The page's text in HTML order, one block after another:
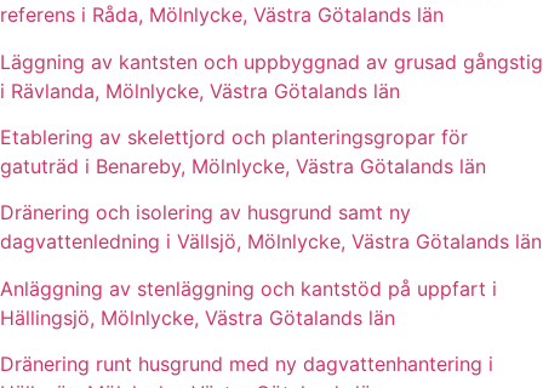
referens i Råda, Mölnlycke, Västra Götalands län
Läggning av kantsten och uppbyggnad av grusad gångstig
i Rävlanda, Mölnlycke, Västra Götalands län
Etablering av skelettjord och planteringsgropar för
gatuträd i Benareby, Mölnlycke, Västra Götalands län
Dränering och isolering av husgrund samt ny
dagvattenledning i Vällsjö, Mölnlycke, Västra Götalands län
Anläggning av stenläggning och kantstöd på uppfart i
Hällingsjö, Mölnlycke, Västra Götalands län
Dränering runt husgrund med ny dagvattenhantering i